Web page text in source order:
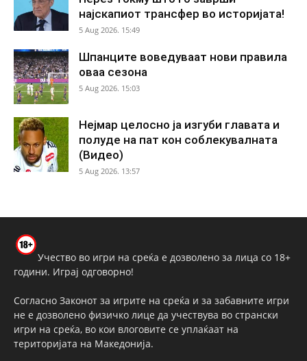
најскапиот трансфер во историјата!
5 Aug 2026. 15:49
Шпанците воведуваат нови правила
оваа сезона
5 Aug 2026. 15:03
Нејмар целосно ја изгуби главата и
полуде на пат кон соблекувалната
(Видео)
5 Aug 2026. 13:57
Учество во игри на среќа е дозволено за лица со 18+
години. Играј одговорно!
Согласно Законот за игрите на среќа и за забавните игри
не е дозволено физичко лице да учествува во странски
игри на среќа, во кои влоговите се уплаќаат на
територијата на Македонија.